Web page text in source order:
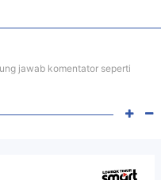
jawab komentator seperti